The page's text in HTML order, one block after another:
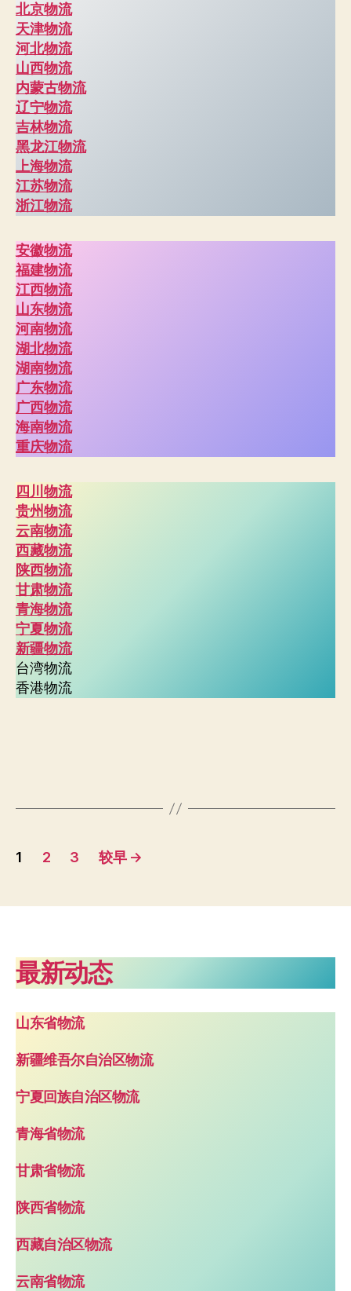
北京物流
天津物流
河北物流
山西物流
内蒙古物流
辽宁物流
吉林物流
黑龙江物流
上海物流
江苏物流
浙江物流
安徽物流
福建物流
江西物流
山东物流
河南物流
湖北物流
湖南物流
广东物流
广西物流
海南物流
重庆物流
四川物流
贵州物流
云南物流
西藏物流
陕西物流
甘肃物流
青海物流
宁夏物流
新疆物流
台湾物流
香港物流
文
分
1 2 3 较早 →
最新动态
山东省物流
新疆维吾尔自治区物流
宁夏回族自治区物流
青海省物流
甘肃省物流
陕西省物流
西藏自治区物流
云南省物流